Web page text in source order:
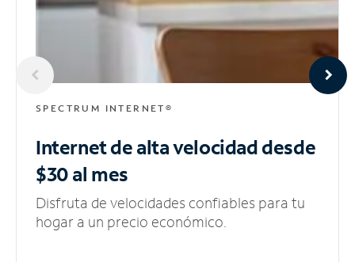
SPECTRUM INTERNET®
Internet de alta velocidaddesde
$30 al mes
Disfruta de velocidades confiables para tu
hogar a un precio económico.